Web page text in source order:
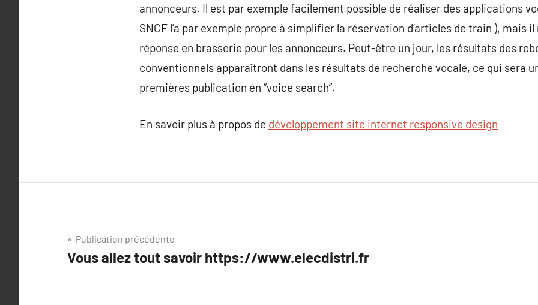
annonceurs. Il est par exemple facilement possible de réaliser des applications
SNCF l’a par exemple propre à simplifier la réservation d’articles de train ), mais il
réponse en brasserie pour les annonceurs. Peut-être un jour, les résultats des
conventionnels apparaîtront dans les résultats de recherche vocale, ce qui sera
premières publication en “voice search”.
En savoir plus à propos de développement site internet responsive design
Navigation
de
Publication précédente
Vous allez tout savoir https://www.elecdistri.fr